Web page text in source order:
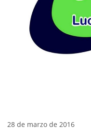
28 de marzo de 2016